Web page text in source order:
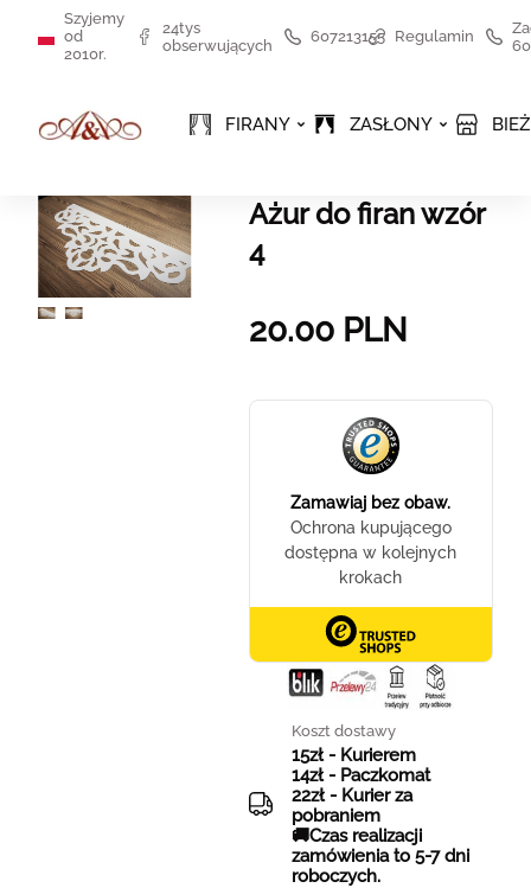
Szyjemy
od
2010r.
24tys
obserwujących
607213155 Regulamin
FIRANY ZASŁONY
Ażur do firan wzór
4
20.00PLN
Koszt dostawy
15zł - Kurierem
14zł - Paczkomat
22zł - Kurier za
pobraniem
🚚Czas realizacji
zamówienia to 5-7 dni
roboczych.